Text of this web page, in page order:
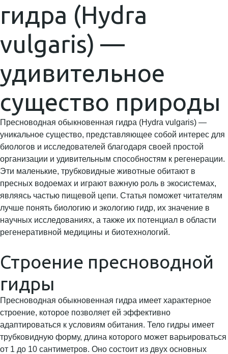
гидра (Hydra
vulgaris) —
удивительное
существо природы
Пресноводная обыкновенная гидра (Hydra vulgaris) —
уникальное существо, представляющее собой интерес для
биологов и исследователей благодаря своей простой
организации и удивительным способностям к регенерации.
Эти маленькие, трубковидные животные обитают в
пресных водоемах и играют важную роль в экосистемах,
являясь частью пищевой цепи. Статья поможет читателям
лучше понять биологию и экологию гидр, их значение в
научных исследованиях, а также их потенциал в области
регенеративной медицины и биотехнологий.
Строение пресноводной
гидры
Пресноводная обыкновенная гидра имеет характерное
строение, которое позволяет ей эффективно
адаптироваться к условиям обитания. Тело гидры имеет
трубковидную форму, длина которого может варьироваться
от 1 до 10 сантиметров. Оно состоит из двух основных